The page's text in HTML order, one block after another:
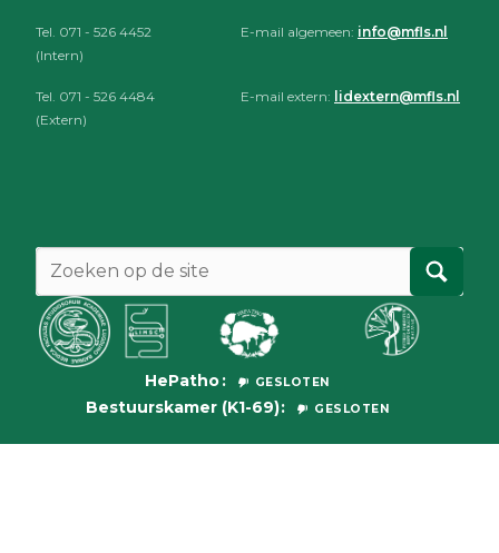
Tel. 071 - 526 4452
(Intern)
Tel. 071 - 526 4484
(Extern)
E-mail algemeen: info@mfls.nl
E-mail extern: lidextern@mfls.nl
HePatho GESLOTEN
Bestuurskamer (K1-69) GESLOTEN